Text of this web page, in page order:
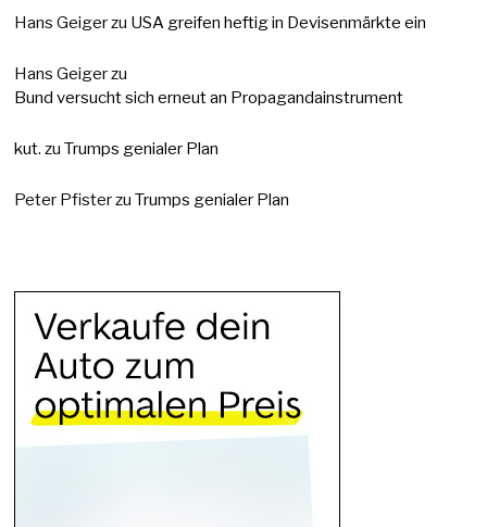
Hans Geigerzu USA greifen heftig in Devisenmärkte ein
Hans Geigerzu
Bund versucht sich erneut an Propagandainstrument
kut. zuTrumps genialer Plan
Peter PfisterzuTrumps genialer Plan